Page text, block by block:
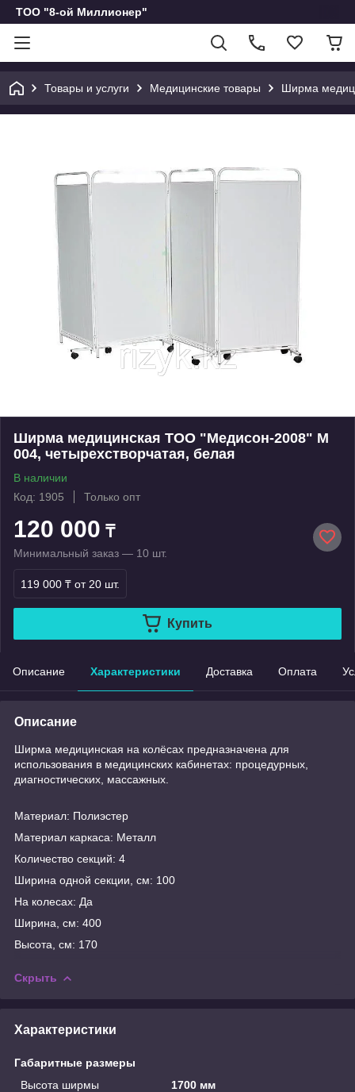
ТОО "8-ой Миллионер"
Товары и услуги Медицинские товары Ширма
Ширма медицинская ТОО "Медисон-2008" М
004, четырехстворчатая, белая
В наличии
Код: 1905
Только опт
120 000 ₸
Минимальный заказ — 10 шт.
119 000 ₸ от 20 шт.
Купить
Описание Характеристики Доставка Оплата
Описание
Ширма медицинская на колёсах предназначена для
использования в медицинских кабинетах: процедурных,
диагностических, массажных.
Материал: Полиэстер
Материал каркаса: Металл
Количество секций: 4
Ширина одной секции, см: 100
На колесах: Да
Ширина, см: 400
Высота, см: 170
Скрыть
Характеристики
Габаритные размеры
Высота ширмы
1700 мм